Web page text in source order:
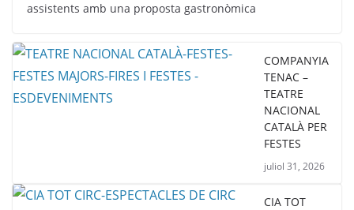
assistents amb una proposta gastronòmica
COMPANYIA
TENAC –
TEATRE
NACIONAL
CATALÀ PER
FESTES
juliol 31, 2026
CIA TOT